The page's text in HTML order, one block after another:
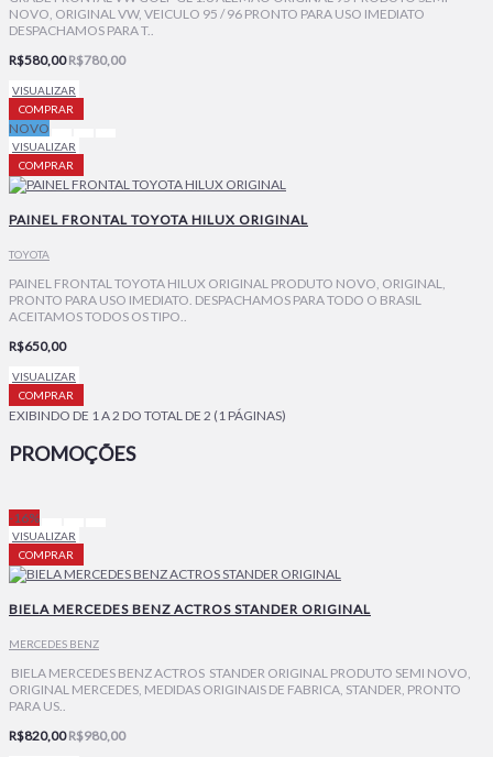
NOVO, ORIGINAL VW, VEICULO 95 / 96 PRONTO PARA USO IMEDIATO
DESPACHAMOS PARA T..
R$580,00 R$780,00
VISUALIZAR
COMPRAR
NOVO
VISUALIZAR
COMPRAR
PAINEL FRONTAL TOYOTA HILUX ORIGINAL
TOYOTA
PAINEL FRONTAL TOYOTA HILUX ORIGINAL PRODUTO NOVO, ORIGINAL,
PRONTO PARA USO IMEDIATO. DESPACHAMOS PARA TODO O BRASIL
ACEITAMOS TODOS OS TIPO..
R$650,00
VISUALIZAR
COMPRAR
EXIBINDO DE 1 A 2 DO TOTAL DE 2 (1 PÁGINAS)
PROMOÇÕES
-16%
VISUALIZAR
COMPRAR
BIELA MERCEDES BENZ ACTROS STANDER ORIGINAL
MERCEDES BENZ
BIELA MERCEDES BENZ ACTROS STANDER ORIGINAL PRODUTO SEMI NOVO,
ORIGINAL MERCEDES, MEDIDAS ORIGINAIS DE FABRICA, STANDER, PRONTO
PARA US..
R$820,00 R$980,00